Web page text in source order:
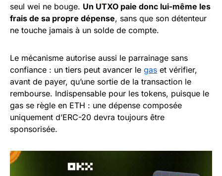
seul wei ne bouge. Un UTXO paie donc lui-même les
frais de sa propre dépense, sans que son détenteur
ne touche jamais à un solde de compte.
Le mécanisme autorise aussi le parrainage sans
confiance : un tiers peut avancer le gas et vérifier,
avant de payer, qu’une sortie de la transaction le
rembourse. Indispensable pour les tokens, puisque le
gas se règle en ETH : une dépense composée
uniquement d’ERC-20 devra toujours être
sponsorisée.